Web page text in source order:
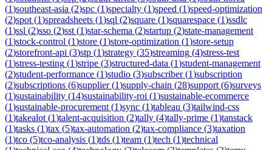
(1)southeast-asia (2)spc (1)specialty (1)speed (1)speed-optimization
(2)spot (1)spreadsheets (1)sql (2)square (1)squarespace (1)ssdlc
(1)ssl (2)sso (2)sst (1)star-schema (2)startup (2)state-management
(1)stock-control (1)store (1)store-optimization (1)store-setup
(2)storefront-api (3)stp (1)strategy (35)streaming (4)stress-test
(1)stress-testing (1)stripe (3)structured-data (1)student-management
(2)student-performance (1)studio (3)subscriber(1)subscription
(2)subscriptions (6)supplier(1)supply-chain (28)support (6)surveys
(1)sustainability (14)sustainability-roi (1)sustainable-ecommerce
(1)sustainable-procurement (1)sync (1)tableau (3)tailwind-css
(1)takealot (1)talent-acquisition (2)tally (4)tally-prime (1)tanstack
(1)tasks (1)tax (5)tax-automation (2)tax-compliance (3)taxation
(1)tco (5)tco-analysis (1)tds (1)team (1)tech (1)technical